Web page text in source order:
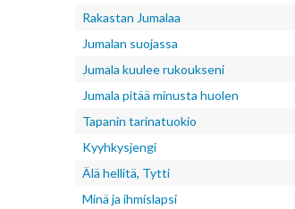
Rakastan Jumalaa
Jumalan suojassa
Jumala kuulee rukoukseni
Jumala pitää minusta huolen
Tapanin tarinatuokio
Kyyhkysjengi
Älä hellitä, Tytti
Minä ja ihmislapsi